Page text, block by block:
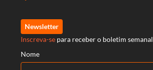
Newsletter
Inscreva-se para receber o boletim semanal
Nome